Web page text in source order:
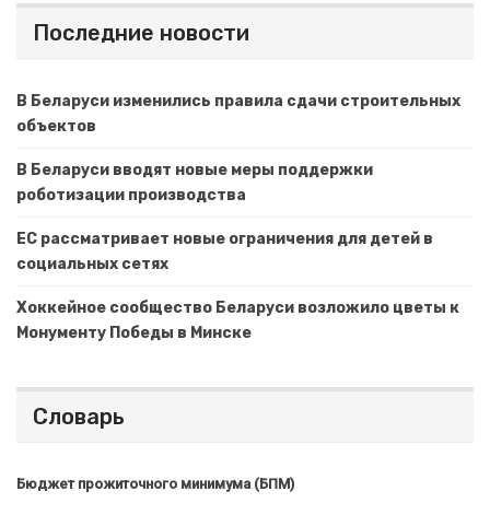
Последние новости
В Беларуси изменились правила сдачи строительных
объектов
В Беларуси вводят новые меры поддержки
роботизации производства
ЕС рассматривает новые ограничения для детей в
социальных сетях
Хоккейное сообщество Беларуси возложило цветы к
Монументу Победы в Минске
Словарь
Бюджет прожиточного минимума (БПМ)